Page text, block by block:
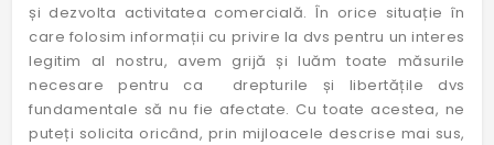
și dezvolta activitatea comercială. În orice situație în
care folosim informații cu privire la dvs pentru un interes
legitim al nostru, avem grijă și luăm toate măsurile
necesare pentru ca drepturile și libertățile dvs
fundamentale să nu fie afectate. Cu toate acestea, ne
puteți solicita oricând, prin mijloacele descrise mai sus,